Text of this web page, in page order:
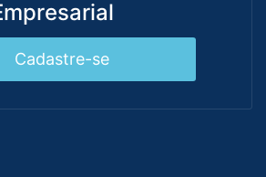
Cadastre-se